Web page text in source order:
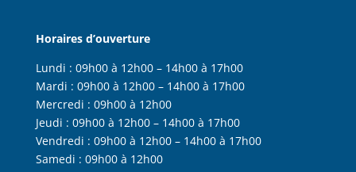
Horaires d’ouverture
Lundi : 09h00 à 12h00 – 14h00 à 17h00
Mardi : 09h00 à 12h00 – 14h00 à 17h00
Mercredi : 09h00 à 12h00
Jeudi : 09h00 à 12h00 – 14h00 à 17h00
Vendredi : 09h00 à 12h00 – 14h00 à 17h00
Samedi : 09h00 à 12h00